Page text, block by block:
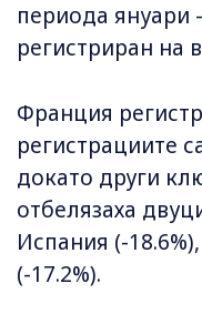
периода януари
регистриран на
Франция
регистрациите
докато други
отбелязаха
Испания (-
(-17.2%).